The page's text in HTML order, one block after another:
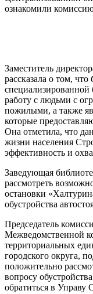
ознакомили
Заместитель
рассказала о том,
специализированной
работу с людьми с
пожилыми, а также
которые
Она отметила, что
жизни населения
эффективность и
Заведующая
рассмотреть
остановки
обустройства
Председатель
Межведомственной
территориальных
городского округа,
положительно
вопросу
обратиться в Управу